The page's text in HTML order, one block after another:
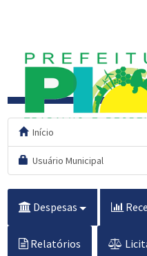
Início
Usuário Municipal
Despesas
Relatórios